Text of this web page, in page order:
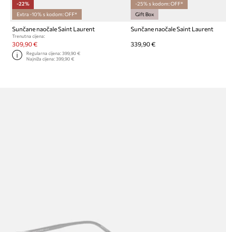
-22%
Extra -10% s kodom: OFF*
Sunčane naočale Saint Laurent
Trenutna cijena:
309,90 €
Regularna cijena:399,90 €
Najniža cijena:399,90 €
-25% s kodom: OFF*
Gift Box
Sunčane naočale Saint Laurent
339,90 €